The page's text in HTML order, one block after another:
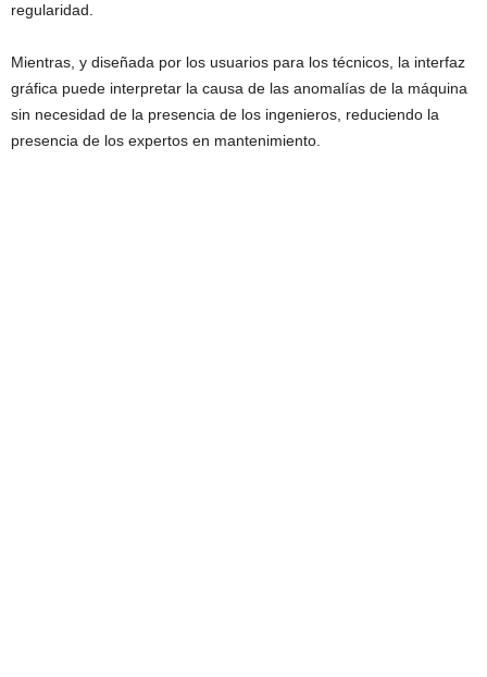
regularidad.
Mientras, y diseñada por los usuarios para los técnicos, la interfaz
gráfica puede interpretar la causa de las anomalías de la máquina
sin necesidad de la presencia de los ingenieros, reduciendo la
presencia de los expertos en mantenimiento.